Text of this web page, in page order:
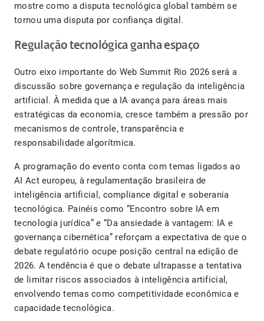
mostre como a disputa tecnológica global também se
tornou uma disputa por confiança digital.
Regulação tecnológica ganha espaço
Outro eixo importante do Web Summit Rio 2026 será a
discussão sobre governança e regulação da inteligência
artificial. À medida que a IA avança para áreas mais
estratégicas da economia, cresce também a pressão por
mecanismos de controle, transparência e
responsabilidade algorítmica.
A programação do evento conta com temas ligados ao
AI Act europeu, à regulamentação brasileira de
inteligência artificial, compliance digital e soberania
tecnológica. Painéis como “Encontro sobre IA em
tecnologia jurídica” e “Da ansiedade à vantagem: IA e
governança cibernética” reforçam a expectativa de que o
debate regulatório ocupe posição central na edição de
2026. A tendência é que o debate ultrapasse a tentativa
de limitar riscos associados à inteligência artificial,
envolvendo temas como competitividade econômica e
capacidade tecnológica.